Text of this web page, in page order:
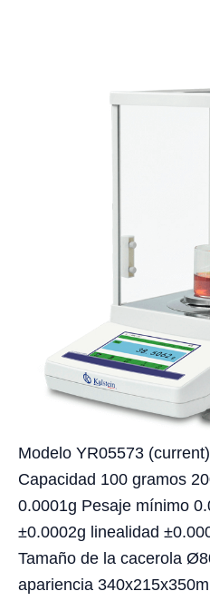
Modelo YR05573
Capacidad 100 gramos
0.0001g Pesaje mínimo
±0.0002g linealidad
Tamaño de la cacerola
apariencia